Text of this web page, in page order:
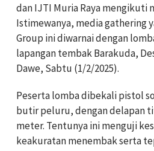
dan IJTI Muria Raya mengikuti
Istimewanya, media gathering
Group ini diwarnai dengan
lapangan tembak Barakuda,
Dawe, Sabtu (1/2/2025).
Peserta lomba dibekali pistol
butir peluru, dengan delapan
meter. Tentunya ini menguji
keakuratan menembak serta